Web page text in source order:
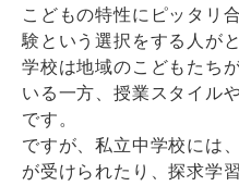
こどもの特性にピッタリ
験という選択をする人が
学校は地域のこどもたち
いる一方、授業スタイル
です。
ですが、私立中学校には
が受けられたり、探求学